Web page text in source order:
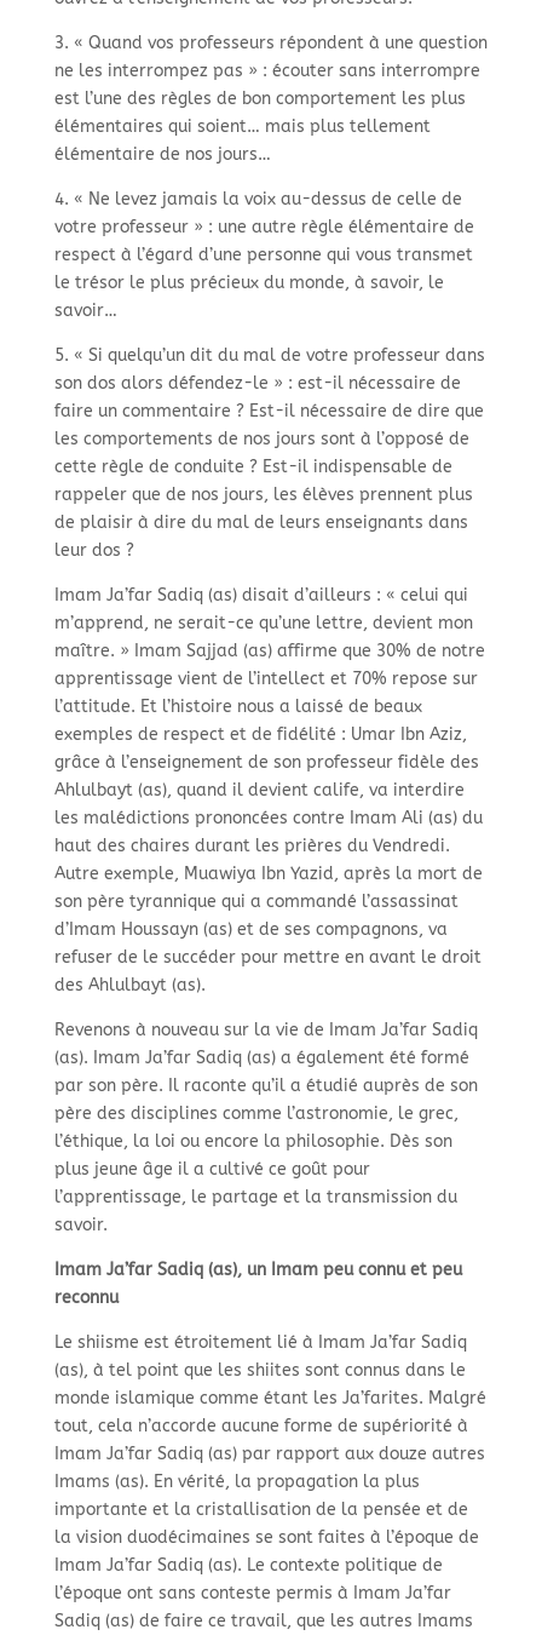
3. « Quand vos professeurs répondent à une question
ne les interrompez pas » : écouter sans interrompre
est l’une des règles de bon comportement les plus
élémentaires qui soient… mais plus tellement
élémentaire de nos jours…
4. « Ne levez jamais la voix au-dessus de celle de
votre professeur » : une autre règle élémentaire de
respect à l’égard d’une personne qui vous transmet
le trésor le plus précieux du monde, à savoir, le
savoir…
5. « Si quelqu’un dit du mal de votre professeur dans
son dos alors défendez-le » : est-il nécessaire de
faire un commentaire ? Est-il nécessaire de dire que
les comportements de nos jours sont à l’opposé de
cette règle de conduite ? Est-il indispensable de
rappeler que de nos jours, les élèves prennent plus
de plaisir à dire du mal de leurs enseignants dans
leur dos ?
Imam Ja’far Sadiq (as) disait d’ailleurs : « celui qui
m’apprend, ne serait-ce qu’une lettre, devient mon
maître. » Imam Sajjad (as) affirme que 30% de notre
apprentissage vient de l’intellect et 70% repose sur
l’attitude. Et l’histoire nous a laissé de beaux
exemples de respect et de fidélité : Umar Ibn Aziz,
grâce à l’enseignement de son professeur fidèle des
Ahlulbayt (as), quand il devient calife, va interdire
les malédictions prononcées contre Imam Ali (as) du
haut des chaires durant les prières du Vendredi.
Autre exemple, Muawiya Ibn Yazid, après la mort de
son père tyrannique qui a commandé l’assassinat
d’Imam Houssayn (as) et de ses compagnons, va
refuser de le succéder pour mettre en avant le droit
des Ahlulbayt (as).
Revenons à nouveau sur la vie de Imam Ja’far Sadiq
(as). Imam Ja’far Sadiq (as) a également été formé
par son père. Il raconte qu’il a étudié auprès de son
père des disciplines comme l’astronomie, le grec,
l’éthique, la loi ou encore la philosophie. Dès son
plus jeune âge il a cultivé ce goût pour
l’apprentissage, le partage et la transmission du
savoir.
Imam Ja’far Sadiq (as), un Imam peu connu et peu
reconnu
Le shiisme est étroitement lié à Imam Ja’far Sadiq
(as), à tel point que les shiites sont connus dans le
monde islamique comme étant les Ja’farites. Malgré
tout, cela n’accorde aucune forme de supériorité à
Imam Ja’far Sadiq (as) par rapport aux douze autres
Imams (as). En vérité, la propagation la plus
importante et la cristallisation de la pensée et de
la vision duodécimaines se sont faites à l’époque de
Imam Ja’far Sadiq (as). Le contexte politique de
l’époque ont sans conteste permis à Imam Ja’far
Sadiq (as) de faire ce travail, que les autres Imams